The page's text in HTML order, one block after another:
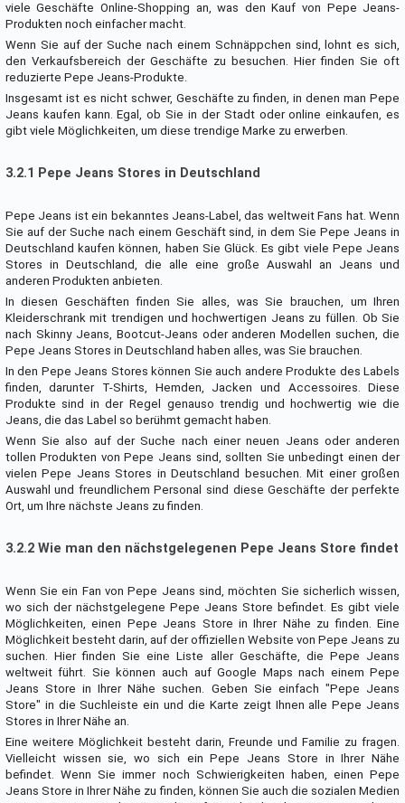
viele Geschäfte Online-Shopping an, was den Kauf von Pepe Jeans-
Produkten noch einfacher macht.
Wenn Sie auf der Suche nach einem Schnäppchen sind, lohnt es sich,
den Verkaufsbereich der Geschäfte zu besuchen. Hier finden Sie oft
reduzierte Pepe Jeans-Produkte.
Insgesamt ist es nicht schwer, Geschäfte zu finden, in denen man Pepe
Jeans kaufen kann. Egal, ob Sie in der Stadt oder online einkaufen, es
gibt viele Möglichkeiten, um diese trendige Marke zu erwerben.
3.2.1 Pepe Jeans Stores in Deutschland
Pepe Jeans ist ein bekanntes Jeans-Label, das weltweit Fans hat. Wenn
Sie auf der Suche nach einem Geschäft sind, in dem Sie Pepe Jeans in
Deutschland kaufen können, haben Sie Glück. Es gibt viele Pepe Jeans
Stores in Deutschland, die alle eine große Auswahl an Jeans und
anderen Produkten anbieten.
In diesen Geschäften finden Sie alles, was Sie brauchen, um Ihren
Kleiderschrank mit trendigen und hochwertigen Jeans zu füllen. Ob Sie
nach Skinny Jeans, Bootcut-Jeans oder anderen Modellen suchen, die
Pepe Jeans Stores in Deutschland haben alles, was Sie brauchen.
In den Pepe Jeans Stores können Sie auch andere Produkte des Labels
finden, darunter T-Shirts, Hemden, Jacken und Accessoires. Diese
Produkte sind in der Regel genauso trendig und hochwertig wie die
Jeans, die das Label so berühmt gemacht haben.
Wenn Sie also auf der Suche nach einer neuen Jeans oder anderen
tollen Produkten von Pepe Jeans sind, sollten Sie unbedingt einen der
vielen Pepe Jeans Stores in Deutschland besuchen. Mit einer großen
Auswahl und freundlichem Personal sind diese Geschäfte der perfekte
Ort, um Ihre nächste Jeans zu finden.
3.2.2 Wie man den nächstgelegenen Pepe Jeans Store findet
Wenn Sie ein Fan von Pepe Jeans sind, möchten Sie sicherlich wissen,
wo sich der nächstgelegene Pepe Jeans Store befindet. Es gibt viele
Möglichkeiten, einen Pepe Jeans Store in Ihrer Nähe zu finden. Eine
Möglichkeit besteht darin, auf der offiziellen Website von Pepe Jeans zu
suchen. Hier finden Sie eine Liste aller Geschäfte, die Pepe Jeans
weltweit führt. Sie können auch auf Google Maps nach einem Pepe
Jeans Store in Ihrer Nähe suchen. Geben Sie einfach "Pepe Jeans
Store" in die Suchleiste ein und die Karte zeigt Ihnen alle Pepe Jeans
Stores in Ihrer Nähe an.
Eine weitere Möglichkeit besteht darin, Freunde und Familie zu fragen.
Vielleicht wissen sie, wo sich ein Pepe Jeans Store in Ihrer Nähe
befindet. Wenn Sie immer noch Schwierigkeiten haben, einen Pepe
Jeans Store in Ihrer Nähe zu finden, können Sie auch die sozialen Medien